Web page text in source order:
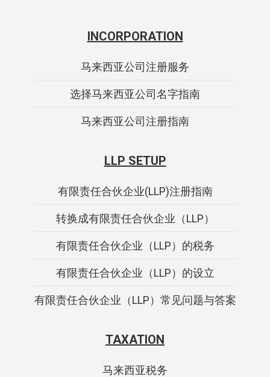
INCORPORATION
马来西亚公司注册服务
选择马来西亚公司名字指南
马来西亚公司注册指南
LLP SETUP
有限责任合伙企业(LLP)注册指南
转换成有限责任合伙企业（LLP）
有限责任合伙企业（LLP）的税务
有限责任合伙企业（LLP）的设立
有限责任合伙企业（LLP）常见问题与答案
TAXATION
马来西亚税务